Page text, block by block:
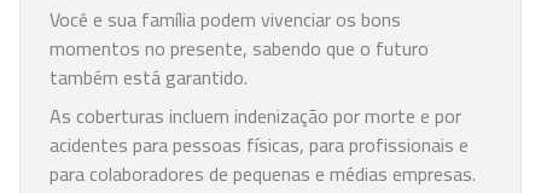
Você e sua família podem vivenciar os bons
momentos no presente, sabendo que o futuro
também está garantido.
As coberturas incluem indenização por morte e por
acidentes para pessoas físicas, para profissionais e
para colaboradores de pequenas e médias empresas.